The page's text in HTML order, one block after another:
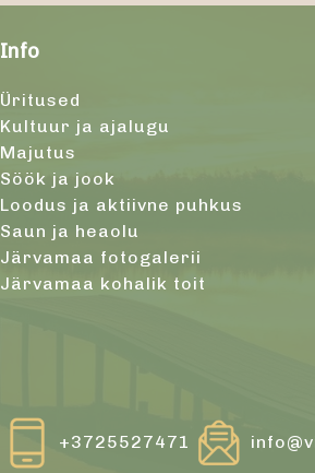
Info
Üritused
Kultuur ja ajalugu
Majutus
Söök ja jook
Loodus ja aktiivne puhkus
Saun ja heaolu
Järvamaa fotogalerii
Järvamaa kohalik toit
+3725527471